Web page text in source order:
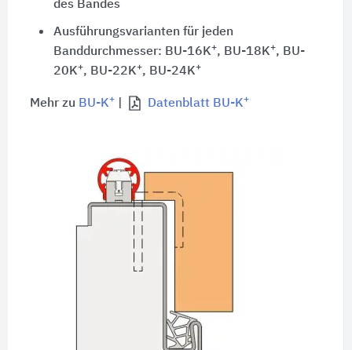
des Bandes
Ausführungsvarianten für jeden
Banddurchmesser: BU-16K+, BU-18K+, BU-
20K+, BU-22K+, BU-24K+
Mehr zu BU-K+| Datenblatt BU-K+